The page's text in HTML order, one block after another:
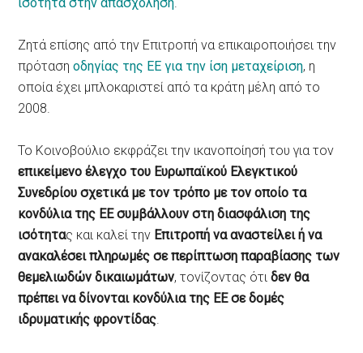
Ζητά επίσης από την Επιτροπή να επικαιροποιήσει την
πρότασηοδηγίας της ΕΕ για την ίση μεταχείριση, η
οποία έχει μπλοκαριστεί από τα κράτη μέλη από το
2008.
Το Κοινοβούλιο εκφράζει την ικανοποίησή του για τον
επικείμενο έλεγχο του Ευρωπαϊκού Ελεγκτικού
Συνεδρίου σχετικά με τον τρόπο με τον οποίο τα
κονδύλια της ΕΕ συμβάλλουν στη διασφάλιση της
ισότητας και καλεί την Επιτροπή να αναστείλει ή να
ανακαλέσει πληρωμές σε περίπτωση παραβίασης των
θεμελιωδών δικαιωμάτων, τονίζοντας ότιδεν θα
πρέπει να δίνονται κονδύλια της ΕΕ σε δομές
ιδρυματικής φροντίδας.